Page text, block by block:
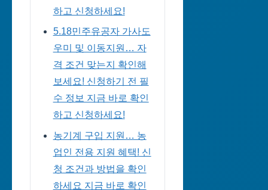
하고 신청하세요!
5.18민주유공자 가사도
우미 및 이동지원… 자
격 조건 맞는지 확인해
보세요! 신청하기 전 필
수 정보 지금 바로 확인
하고 신청하세요!
농기계 구입 지원… 농
업인 전용 지원 혜택! 신
청 조건과 방법을 확인
하세요 지금 바로 확인